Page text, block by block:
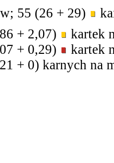
55 (26 + 29)
+ 2,07)
kartek
+ 0,29)
kartek
+ 0) karnych na